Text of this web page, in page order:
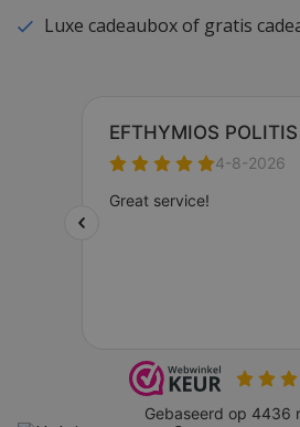
Luxe cadeaubox of gratis